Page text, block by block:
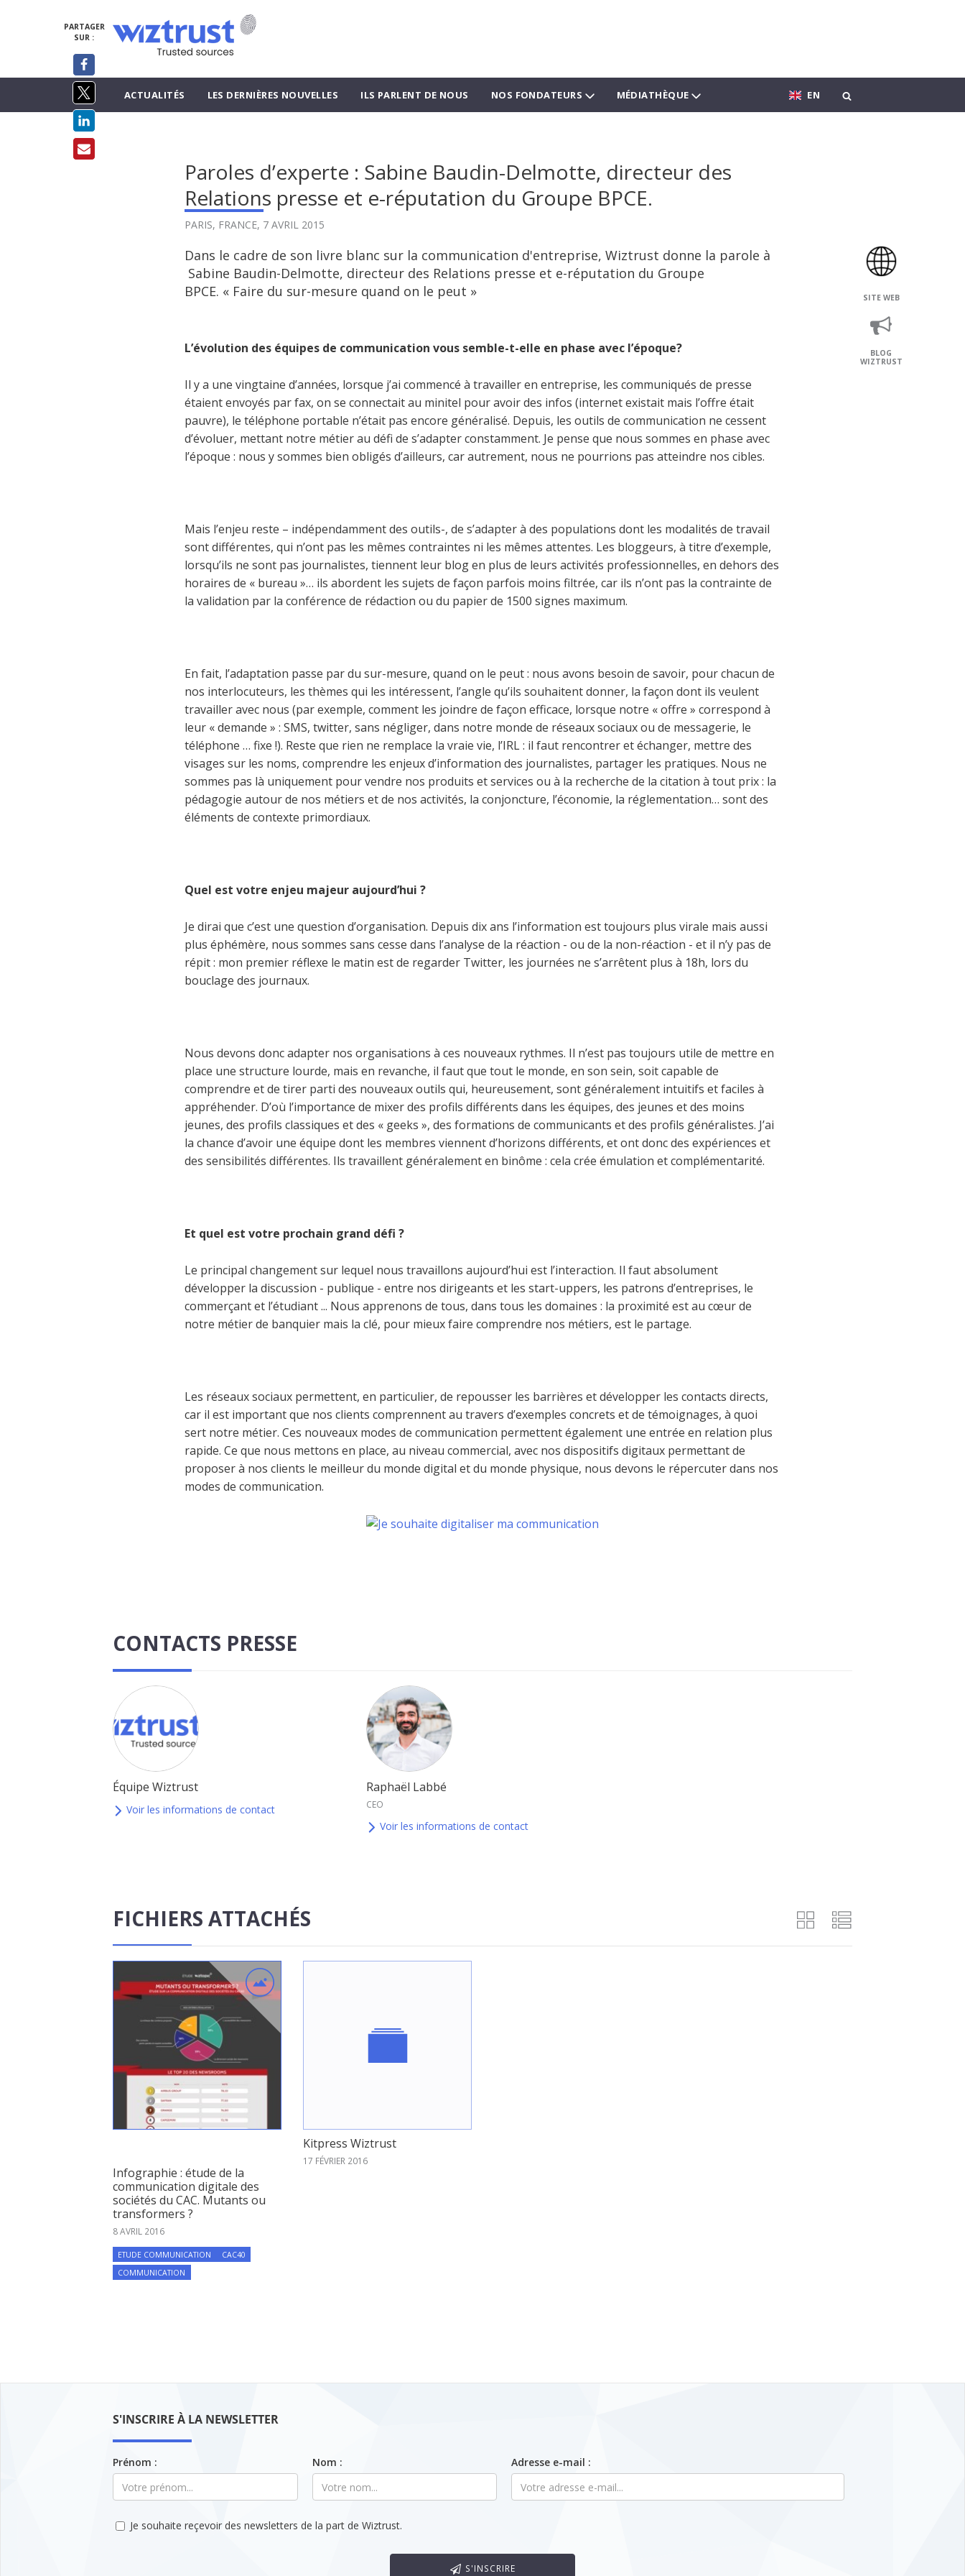
EN
ACTUALITÉS LES DERNIÈRES NOUVELLES ILS PARLENT DE NOUS NOS FONDATEURS MÉDIATHÈQUE
Paroles d’experte : Sabine Baudin-Delmotte, directeur des
Relations presse et e-réputation du Groupe BPCE.
PARIS, FRANCE, 7 AVRIL 2015
Dans le cadre de son livre blanc sur la communication d'entreprise, Wiztrust donne la parole à
Sabine Baudin-Delmotte, directeur des Relations presse et e-réputation du Groupe
BPCE. « Faire du sur-mesure quand on le peut »
PARTAGER
SUR :
SITE WEB
BLOG
WIZTRUST
L’évolution des équipes de communication vous semble-t-elle en phase avec l’époque?
Il y a une vingtaine d’années, lorsque j’ai commencé à travailler en entreprise, les communiqués de presse
étaient envoyés par fax, on se connectait au minitel pour avoir des infos (internet existait mais l’offre était
pauvre), le téléphone portable n’était pas encore généralisé. Depuis, les outils de communication ne cessent
d’évoluer, mettant notre métier au défi de s’adapter constamment. Je pense que nous sommes en phase avec
l’époque : nous y sommes bien obligés d’ailleurs, car autrement, nous ne pourrions pas atteindre nos cibles.
Mais l’enjeu reste – indépendamment des outils-, de s’adapter à des populations dont les modalités de travail
sont différentes, qui n’ont pas les mêmes contraintes ni les mêmes attentes. Les bloggeurs, à titre d’exemple,
lorsqu’ils ne sont pas journalistes, tiennent leur blog en plus de leurs activités professionnelles, en dehors des
horaires de « bureau »… ils abordent les sujets de façon parfois moins filtrée, car ils n’ont pas la contrainte de
la validation par la conférence de rédaction ou du papier de 1500 signes maximum.
En fait, l’adaptation passe par du sur-mesure, quand on le peut : nous avons besoin de savoir, pour chacun de
nos interlocuteurs, les thèmes qui les intéressent, l’angle qu’ils souhaitent donner, la façon dont ils veulent
travailler avec nous (par exemple, comment les joindre de façon efficace, lorsque notre « offre » correspond à
leur « demande » : SMS, twitter, sans négliger, dans notre monde de réseaux sociaux ou de messagerie, le
téléphone … fixe !). Reste que rien ne remplace la vraie vie, l’IRL : il faut rencontrer et échanger, mettre des
visages sur les noms, comprendre les enjeux d’information des journalistes, partager les pratiques. Nous ne
sommes pas là uniquement pour vendre nos produits et services ou à la recherche de la citation à tout prix : la
pédagogie autour de nos métiers et de nos activités, la conjoncture, l’économie, la réglementation… sont des
éléments de contexte primordiaux.
Quel est votre enjeu majeur aujourd’hui ?
Je dirai que c’est une question d’organisation. Depuis dix ans l’information est toujours plus virale mais aussi
plus éphémère, nous sommes sans cesse dans l’analyse de la réaction - ou de la non-réaction - et il n’y pas de
répit : mon premier réflexe le matin est de regarder Twitter, les journées ne s’arrêtent plus à 18h, lors du
bouclage des journaux.
Nous devons donc adapter nos organisations à ces nouveaux rythmes. Il n’est pas toujours utile de mettre en
place une structure lourde, mais en revanche, il faut que tout le monde, en son sein, soit capable de
comprendre et de tirer parti des nouveaux outils qui, heureusement, sont généralement intuitifs et faciles à
appréhender. D’où l’importance de mixer des profils différents dans les équipes, des jeunes et des moins
jeunes, des profils classiques et des « geeks », des formations de communicants et des profils généralistes. J’ai
la chance d’avoir une équipe dont les membres viennent d’horizons différents, et ont donc des expériences et
des sensibilités différentes. Ils travaillent généralement en binôme : cela crée émulation et complémentarité.
Et quel est votre prochain grand défi ?
Le principal changement sur lequel nous travaillons aujourd’hui est l’interaction. Il faut absolument
développer la discussion - publique - entre nos dirigeants et les start-uppers, les patrons d’entreprises, le
commerçant et l’étudiant ... Nous apprenons de tous, dans tous les domaines : la proximité est au cœur de
notre métier de banquier mais la clé, pour mieux faire comprendre nos métiers, est le partage.
Les réseaux sociaux permettent, en particulier, de repousser les barrières et développer les contacts directs,
car il est important que nos clients comprennent au travers d’exemples concrets et de témoignages, à quoi
sert notre métier. Ces nouveaux modes de communication permettent également une entrée en relation plus
rapide. Ce que nous mettons en place, au niveau commercial, avec nos dispositifs digitaux permettant de
proposer à nos clients le meilleur du monde digital et du monde physique, nous devons le répercuter dans nos
modes de communication.
CONTACTS PRESSE
Équipe Wiztrust
Voir les informations de contact
Raphaël Labbé
CEO
Voir les informations de contact
FICHIERS ATTACHÉS
Infographie : étude de la
communication digitale des
sociétés du CAC. Mutants ou
transformers ?
8 AVRIL 2016
ETUDE COMMUNICATION
CAC40
COMMUNICATION
Kitpress Wiztrust
17 FÉVRIER 2016
S'INSCRIRE À LA NEWSLETTER
Prénom : Nom : Adresse e-mail :
Je souhaite reçevoir des newsletters de la part de Wiztrust.
S'INSCRIRE